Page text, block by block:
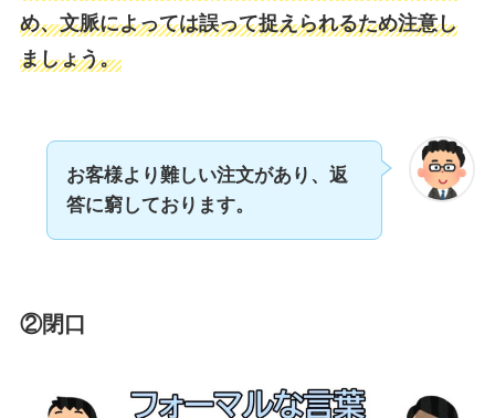
め、文脈によっては誤って捉えられるため注意し
ましょう。
お客様より難しい注文があり、返
答に窮しております。
②閉口